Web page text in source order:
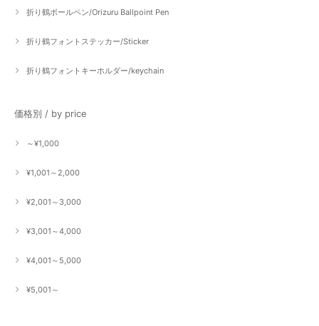
折り鶴ボールペン/Orizuru Ballpoint Pen
折り鶴フォントステッカー/Sticker
折り鶴フォントキーホルダー/keychain
価格別 / by price
～¥1,000
¥1,001～2,000
¥2,001～3,000
¥3,001～4,000
¥4,001～5,000
¥5,001～